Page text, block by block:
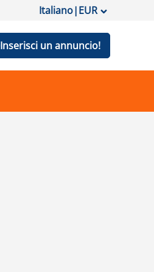
Italiano|EUR
Inserisci un annuncio!